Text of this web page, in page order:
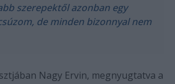
szerepektől azonban egy
de minden bizonnyal nem
Nagy Ervin, megnyugtatva a